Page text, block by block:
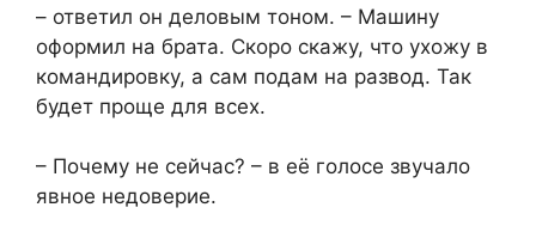
– ответил он деловым тоном. – Машину
оформил на брата. Скоро скажу, что ухожу в
командировку, а сам подам на развод. Так
будет проще для всех.
– Почему не сейчас? – в её голосе звучало
явное недоверие.